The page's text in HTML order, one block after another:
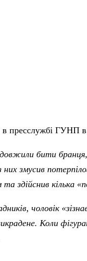
пресслужбі ГУНП в
бити
змусив
та здійснив кілька
чоловік
Коли